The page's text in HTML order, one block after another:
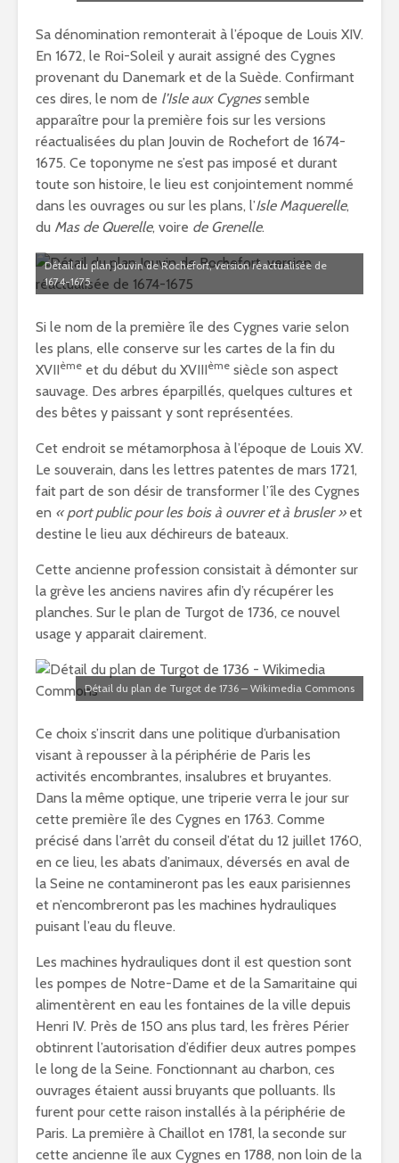
Sa dénomination remonterait à l’époque de Louis XIV.
En 1672, le Roi-Soleil y aurait assigné des Cygnes
provenant du Danemark et de la Suède. Confirmant
ces dires, le nom de l’Isle aux Cygnessemble
apparaître pour la première fois sur les versions
réactualisées du plan Jouvin de Rochefort de 1674-
1675. Ce toponyme ne s’est pas imposé et durant
toute son histoire, le lieu est conjointement nommé
dans les ouvrages ou sur les plans, l’Isle Maquerelle,
du Mas de Querelle, voire de Grenelle.
Détail du plan Jouvin de Rochefort, version réactualisée de
1674-1675
Si le nom de la première île des Cygnes varie selon
les plans, elle conserve sur les cartes de la fin du
XVIIème et du début du XVIIIème siècle son aspect
sauvage. Des arbres éparpillés, quelques cultures et
des bêtes y paissant y sont représentées.
Cet endroit se métamorphosa à l’époque de Louis XV.
Le souverain, dans les lettres patentes de mars 1721,
fait part de son désir de transformer l’île des Cygnes
en « port public pour les bois à ouvrer et à brusler » et
destine le lieu aux déchireurs de bateaux.
Cette ancienne profession consistait à démonter sur
la grève les anciens navires afin d’y récupérer les
planches. Sur le plan de Turgot de 1736, ce nouvel
usage y apparait clairement.
Détail du plan de Turgot de 1736 – Wikimedia Commons
Ce choix s’inscrit dans une politique d’urbanisation
visant à repousser à la périphérie de Paris les
activités encombrantes, insalubres et bruyantes.
Dans la même optique, une triperie verra le jour sur
cette première île des Cygnes en 1763. Comme
précisé dans l’arrêt du conseil d’état du 12 juillet 1760,
en ce lieu, les abats d’animaux, déversés en aval de
la Seine ne contamineront pas les eaux parisiennes
et n’encombreront pas les machines hydrauliques
puisant l’eau du fleuve.
Les machines hydrauliques dont il est question sont
les pompes de Notre-Dame et de la Samaritaine qui
alimentèrent en eau les fontaines de la ville depuis
Henri IV. Près de 150 ans plus tard, les frères Périer
obtinrent l’autorisation d’édifier deux autres pompes
le long de la Seine. Fonctionnant au charbon, ces
ouvrages étaient aussi bruyants que polluants. Ils
furent pour cette raison installés à la périphérie de
Paris. La première à Chaillot en 1781, la seconde sur
cette ancienne île aux Cygnes en 1788, non loin de la